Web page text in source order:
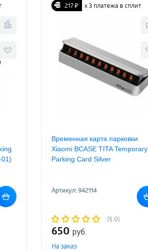
217 ₽ х 3 платежа в сплит
Временная карта парковки
Xiaomi BCASE TITA Temporary
Parking Card Silver
Артикул: 942114
(5.0)
650 руб.
На заказ